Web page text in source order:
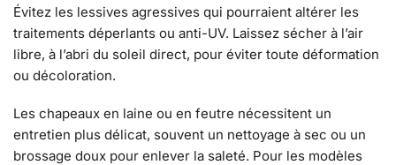
Évitez les lessives agressives qui pourraient altérer les
traitements déperlants ou anti-UV. Laissez sécher à l’air
libre, à l’abri du soleil direct, pour éviter toute déformation
ou décoloration.
Les chapeaux en laine ou en feutre nécessitent un
entretien plus délicat, souvent un nettoyage à sec ou un
brossage doux pour enlever la saleté. Pour les modèles